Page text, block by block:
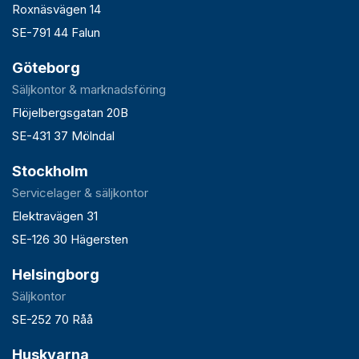
Roxnäsvägen 14
SE-791 44 Falun
Göteborg
Säljkontor & marknadsföring
Flöjelbergsgatan 20B
SE-431 37 Mölndal
Stockholm
Servicelager & säljkontor
Elektravägen 31
SE-126 30 Hägersten
Helsingborg
Säljkontor
SE-252 70 Råå
Huskvarna